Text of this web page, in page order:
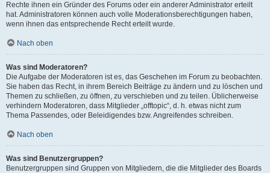
Rechte ihnen ein Gründer des Forums oder ein anderer Administrator erteilt
hat. Administratoren können auch volle Moderationsberechtigungen haben,
wenn ihnen das entsprechende Recht erteilt wurde.
Nach oben
Was sind Moderatoren?
Die Aufgabe der Moderatoren ist es, das Geschehen im Forum zu beobachten.
Sie haben das Recht, in ihrem Bereich Beiträge zu ändern und zu löschen und
Themen zu schließen, zu öffnen, zu verschieben und zu teilen. Üblicherweise
verhindern Moderatoren, dass Mitglieder „offtopic“, d. h. etwas nicht zum
Thema Passendes, oder Beleidigendes bzw. Angreifendes schreiben.
Nach oben
Was sind Benutzergruppen?
Benutzergruppen sind Gruppen von Mitgliedern, die die Mitglieder des Boards